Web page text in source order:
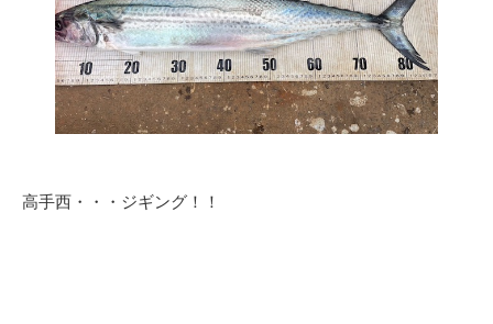
高手西・・・ジギング！！